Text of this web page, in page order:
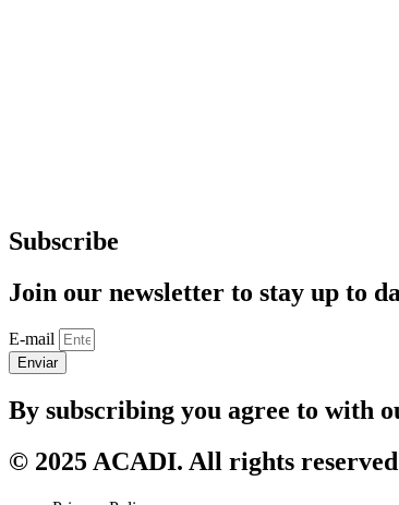
Subscribe
Join our newsletter to stay up to
E-mail
Enviar
By subscribing you agree to with
© 2025 ACADI. All rights